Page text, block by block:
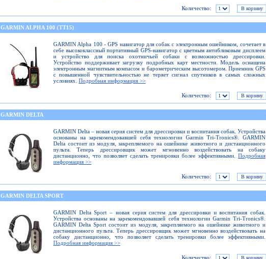
Количество:
GARMIN ALPHA 100 (TT15)
GARMIN Alpha 100 - GPS навигатор для собак c электронным ошейником, сочетает в
себе высококлассный портативный GPS-навигатор с цветным антибликовым дисплеем
и устройство для поиска охотничьей собаки с возможностью дрессировки.
Устройство поддерживает загрузку подробных карт местности. Модель оснащена
электронным магнитным компасом и барометрическим высотомером. Приемник GPS
с повышенной чувствительностью не теряет сигнал спутников в самых сложных
условиях. Подробная информация >>
Количество:
GARMIN DELTA
GARMIN Delta – новая серия систем для дрессировки и воспитания собак. Устройства
основаны на зарекомендовавшей себя технологии Garmin Tri-Tronics®. GARMIN
Delta состоит из модуля, закрепляемого на ошейнике животного и дистанционного
пульта. Теперь дрессировщик может мгновенно воздействовать на собаку
дистанционно, что позволяет сделать тренировки более эффективными. Подробная
информация >>
Количество:
GARMIN DELTA SPORT
GARMIN Delta Sport – новая серия систем для дрессировки и воспитания собак.
Устройства основаны на зарекомендовавшей себя технологии Garmin Tri-Tronics®.
GARMIN Delta Sport состоит из модуля, закрепляемого на ошейнике животного и
дистанционного пульта. Теперь дрессировщик может мгновенно воздействовать на
собаку дистанционно, что позволяет сделать тренировки более эффективными.
Подробная информация >>
Количество: